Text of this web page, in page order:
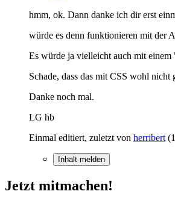
hmm, ok. Dann danke ich dir erst
würde es denn funktionieren mit der
Es würde ja vielleicht auch mit
Schade, dass das mit CSS wohl
Danke noch mal.
LG hb
Einmal editiert, zuletzt von herribert (
Inhalt melden
Jetzt mitmachen!